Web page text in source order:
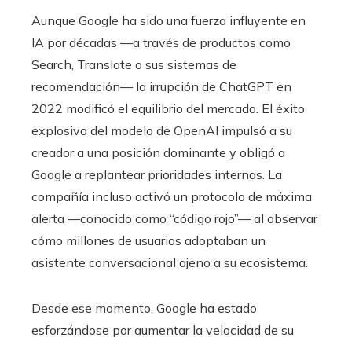
Aunque Google ha sido una fuerza influyente en
IA por décadas —a través de productos como
Search, Translate o sus sistemas de
recomendación— la irrupción de ChatGPT en
2022 modificó el equilibrio del mercado. El éxito
explosivo del modelo de OpenAI impulsó a su
creador a una posición dominante y obligó a
Google a replantear prioridades internas. La
compañía incluso activó un protocolo de máxima
alerta —conocido como “código rojo”— al observar
cómo millones de usuarios adoptaban un
asistente conversacional ajeno a su ecosistema.
Desde ese momento, Google ha estado
esforzándose por aumentar la velocidad de su